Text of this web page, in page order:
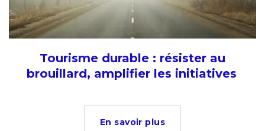
Tourisme durable : résister au
brouillard, amplifier les initiatives
En savoir plus